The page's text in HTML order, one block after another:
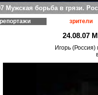
Мужская борьба в грязи.
репортажи зрители
24.08.07
Игорь